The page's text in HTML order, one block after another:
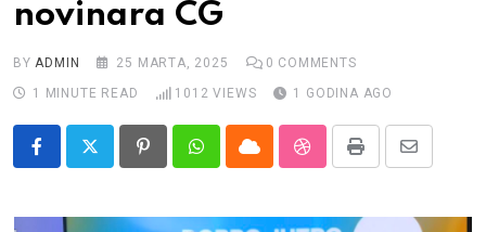
novinara CG
BYADMIN 25 MARTA, 2025 0 COMMENTS
1 MINUTE READ
1012 VIEWS 1 GODINA AGO
PinterestWhatsappCloud StumbleUpon
Print
Share
Email